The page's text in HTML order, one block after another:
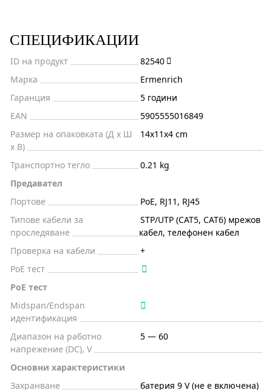
СПЕЦИФИКАЦИИ
ID на продукт
82540
Марка
Ermenrich
Гаранция
5 години
EAN
5905555016849
Размер на опаковката (Д x Ш
x В)
14x11x4 cm
Транспортно тегло
0.21 kg
Предавател
Портове
PoE, RJ11, RJ45
Типове кабели за
проследяване
STP/UTP (CAT5, CAT6) мрежов
кабел, телефонен кабел
Проверка на кабели
+
PoE тест
PoE тест
Midspan/Endspan
идентификация
Диапазон на работно
напрежение (DC), V
5 — 60
Основни характеристики
Захранване
батерия 9 V (не е включена)